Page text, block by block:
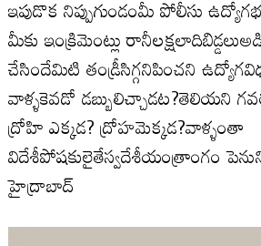
ఇపుడొక నిప్పుగుండంమీ పోలీసు
మీకు ఇంక్రిమెంట్లు
చేసిందేమిటి తండ్రీసిగ్గనిపించని
వాళ్ళకెవడో డబ్బులిచ్చాడట?తెలియని
ద్రోహి ఎక్కడ? ద్రోహమెక్కడ?వాళ్ళంతా
విదేశీపోషకులైతేస్వదేశీయంత్రాంగం
హైద్రాబాద్